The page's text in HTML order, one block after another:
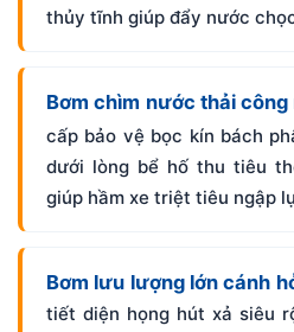
thủy tĩnh giúp đẩy nước
Bơm chìm nước thải công
cấp bảo vệ bọc kín bách
dưới lòng bể hố thu tiêu
giúp hầm xe triệt tiêu ngập
Bơm lưu lượng lớn cánh
tiết diện họng hút xả siêu